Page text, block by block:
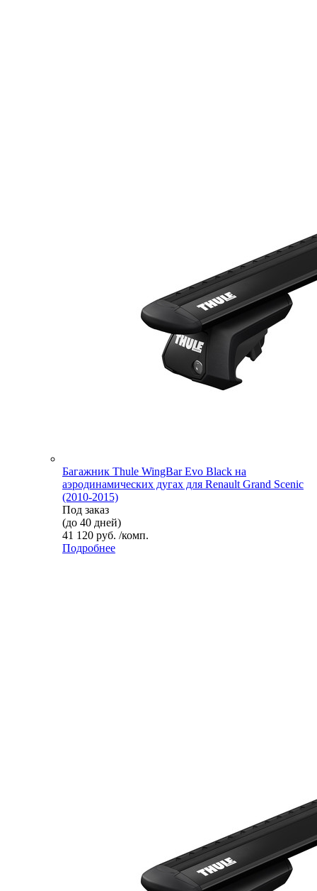
Багажник Thule WingBar Evo Black на
аэродинамических дугах для Renault Grand Scenic
(2010-2015)
Под заказ
(до 40 дней)
41 120 руб. /комп.
Подробнее